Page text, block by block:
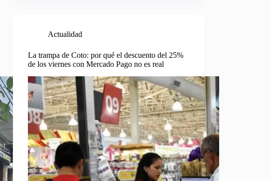
Actualidad
La trampa de Coto: por qué el descuento del 25%
de los viernes con Mercado Pago no es real